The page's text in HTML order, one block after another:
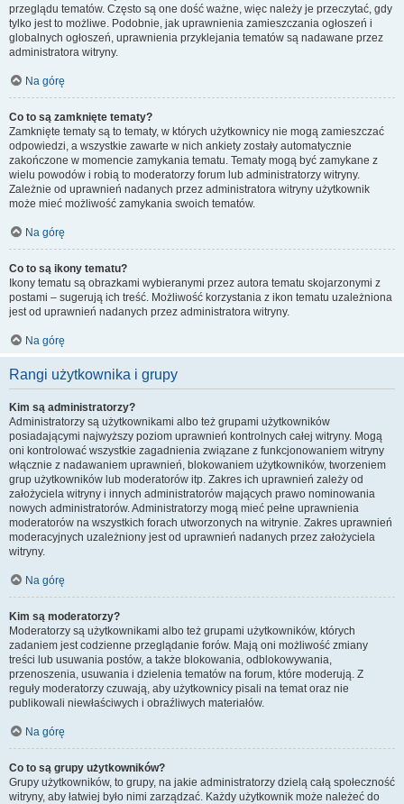
przeglądu tematów. Często są one dość ważne, więc należy je przeczytać, gdy
tylko jest to możliwe. Podobnie, jak uprawnienia zamieszczania ogłoszeń i
globalnych ogłoszeń, uprawnienia przyklejania tematów są nadawane przez
administratora witryny.
Na górę
Co to są zamknięte tematy?
Zamknięte tematy są to tematy, w których użytkownicy nie mogą zamieszczać
odpowiedzi, a wszystkie zawarte w nich ankiety zostały automatycznie
zakończone w momencie zamykania tematu. Tematy mogą być zamykane z
wielu powodów i robią to moderatorzy forum lub administratorzy witryny.
Zależnie od uprawnień nadanych przez administratora witryny użytkownik
może mieć możliwość zamykania swoich tematów.
Na górę
Co to są ikony tematu?
Ikony tematu są obrazkami wybieranymi przez autora tematu skojarzonymi z
postami – sugerują ich treść. Możliwość korzystania z ikon tematu uzależniona
jest od uprawnień nadanych przez administratora witryny.
Na górę
Rangi użytkownika i grupy
Kim są administratorzy?
Administratorzy są użytkownikami albo też grupami użytkowników
posiadającymi najwyższy poziom uprawnień kontrolnych całej witryny. Mogą
oni kontrolować wszystkie zagadnienia związane z funkcjonowaniem witryny
włącznie z nadawaniem uprawnień, blokowaniem użytkowników, tworzeniem
grup użytkowników lub moderatorów itp. Zakres ich uprawnień zależy od
założyciela witryny i innych administratorów mających prawo nominowania
nowych administratorów. Administratorzy mogą mieć pełne uprawnienia
moderatorów na wszystkich forach utworzonych na witrynie. Zakres uprawnień
moderacyjnych uzależniony jest od uprawnień nadanych przez założyciela
witryny.
Na górę
Kim są moderatorzy?
Moderatorzy są użytkownikami albo też grupami użytkowników, których
zadaniem jest codzienne przeglądanie forów. Mają oni możliwość zmiany
treści lub usuwania postów, a także blokowania, odblokowywania,
przenoszenia, usuwania i dzielenia tematów na forum, które moderują. Z
reguły moderatorzy czuwają, aby użytkownicy pisali na temat oraz nie
publikowali niewłaściwych i obraźliwych materiałów.
Na górę
Co to są grupy użytkowników?
Grupy użytkowników, to grupy, na jakie administratorzy dzielą całą społeczność
witryny, aby łatwiej było nimi zarządzać. Każdy użytkownik może należeć do